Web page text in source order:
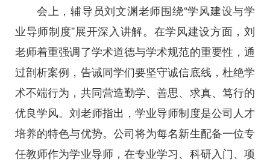
会上，辅导员刘文渊老师围绕“学风建设与学
业导师制度”展开深入讲解。在学风建设方面，刘
老师着重强调了学术道德与学术规范的重要性，通
过剖析案例，告诫同学们要坚守诚信底线，杜绝学
术不端行为，共同营造勤学、善思、求真、笃行的
优良学风。刘老师指出，学业导师制度是公司人才
培养的特色与优势。公司将为每名新生配备一位专
任教师作为学业导师，在专业学习、科研入门、项